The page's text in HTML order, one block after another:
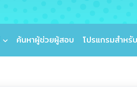
ค้นหาผู้ช่วยผู้สอบ โปรแกรมสำห